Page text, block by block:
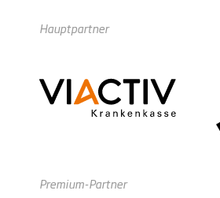
Hauptpartner
Premium-Partner